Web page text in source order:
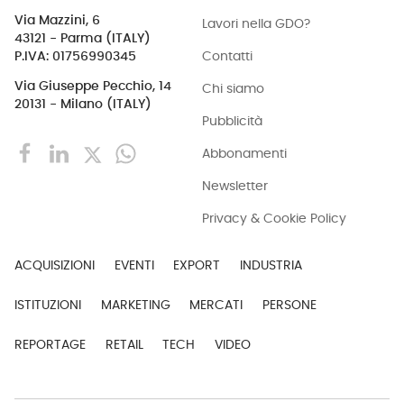
Via Mazzini, 6
43121 - Parma (ITALY)
P.IVA: 01756990345
Via Giuseppe Pecchio, 14
20131 - Milano (ITALY)
Lavori nella GDO?
Contatti
Chi siamo
Pubblicità
Abbonamenti
Newsletter
Privacy & Cookie Policy
ACQUISIZIONI EVENTI EXPORT INDUSTRIA
ISTITUZIONI MARKETING MERCATI PERSONE
REPORTAGE RETAIL TECH VIDEO